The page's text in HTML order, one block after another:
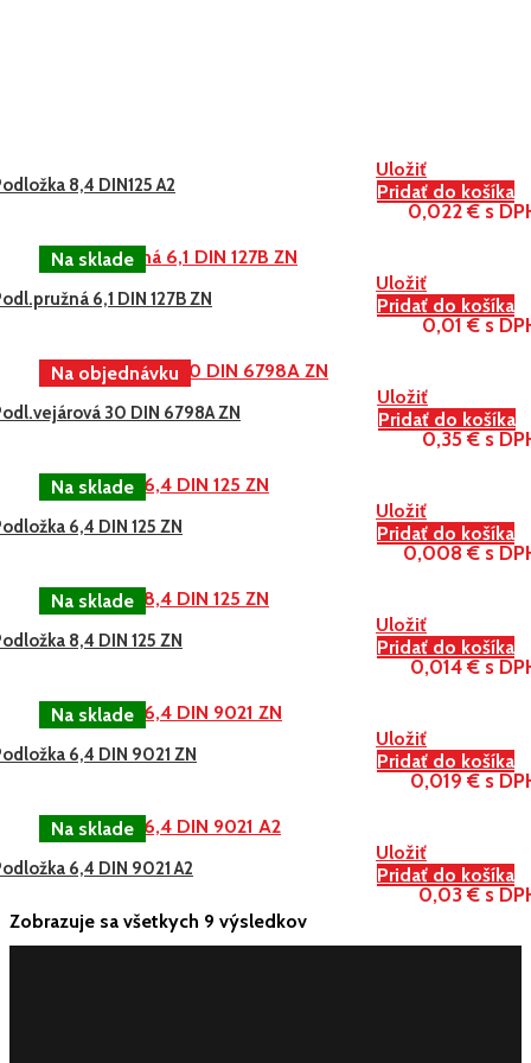
Uložiť
Pridať do košíka
8,4 DIN125 A2
0,022 € s
Uložiť
Pridať do košíka
6,1 DIN 127B ZN
0,01 € s
Uložiť
Pridať do košíka
30 DIN 6798A ZN
0,35 € s
Uložiť
Pridať do košíka
6,4 DIN 125 ZN
0,008 € s
Uložiť
Pridať do košíka
8,4 DIN 125 ZN
0,014 € s
Uložiť
Pridať do košíka
6,4 DIN 9021 ZN
0,019 € s
Uložiť
Pridať do košíka
6,4 DIN 9021 A2
0,03 € s
Zobrazuje sa všetkych 9 výsledkov